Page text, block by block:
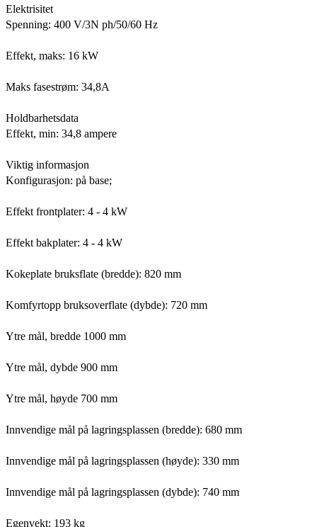
Elektrisitet
Spenning: 400 V/3N ph/50/60 Hz
Effekt, maks: 16 kW
Maks fasestrøm: 34,8A
Holdbarhetsdata
Effekt, min: 34,8 ampere
Viktig informasjon
Konfigurasjon: på base;
Effekt frontplater: 4 - 4 kW
Effekt bakplater: 4 - 4 kW
Kokeplate bruksflate (bredde): 820 mm
Komfyrtopp bruksoverflate (dybde): 720 mm
Ytre mål, bredde 1000 mm
Ytre mål, dybde 900 mm
Ytre mål, høyde 700 mm
Innvendige mål på lagringsplassen (bredde): 680 mm
Innvendige mål på lagringsplassen (høyde): 330 mm
Innvendige mål på lagringsplassen (dybde): 740 mm
Egenvekt: 193 kg